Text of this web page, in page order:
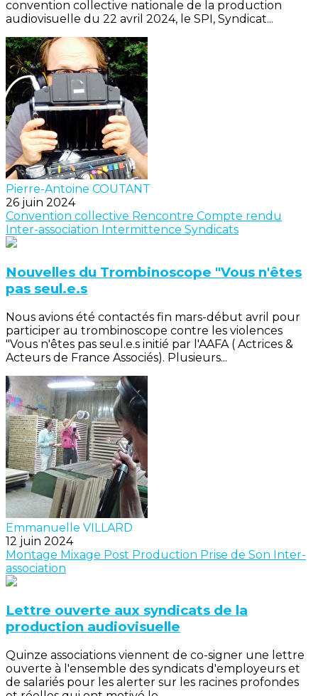
convention collective nationale de la production
audiovisuelle du 22 avril 2024, le SPI, Syndicat...
Pierre-Antoine COUTANT
26 juin 2024
Convention collective Rencontre Compte rendu
Inter-association Intermittence Syndicats
Nouvelles du Trombinoscope "Vous n'êtes
pas seul.e.s
Nous avions été contactés fin mars-début avril pour
participer au trombinoscope contre les violences
"Vous n'êtes pas seul.e.s initié par l'AAFA ( Actrices &
Acteurs de France Associés). Plusieurs...
Emmanuelle VILLARD
12 juin 2024
Montage Mixage Post Production Prise de Son Inter-
association
Lettre ouverte aux syndicats de la
production audiovisuelle
Quinze associations viennent de co-signer une lettre
ouverte à l'ensemble des syndicats d'employeurs et
de salariés pour les alerter sur les racines profondes